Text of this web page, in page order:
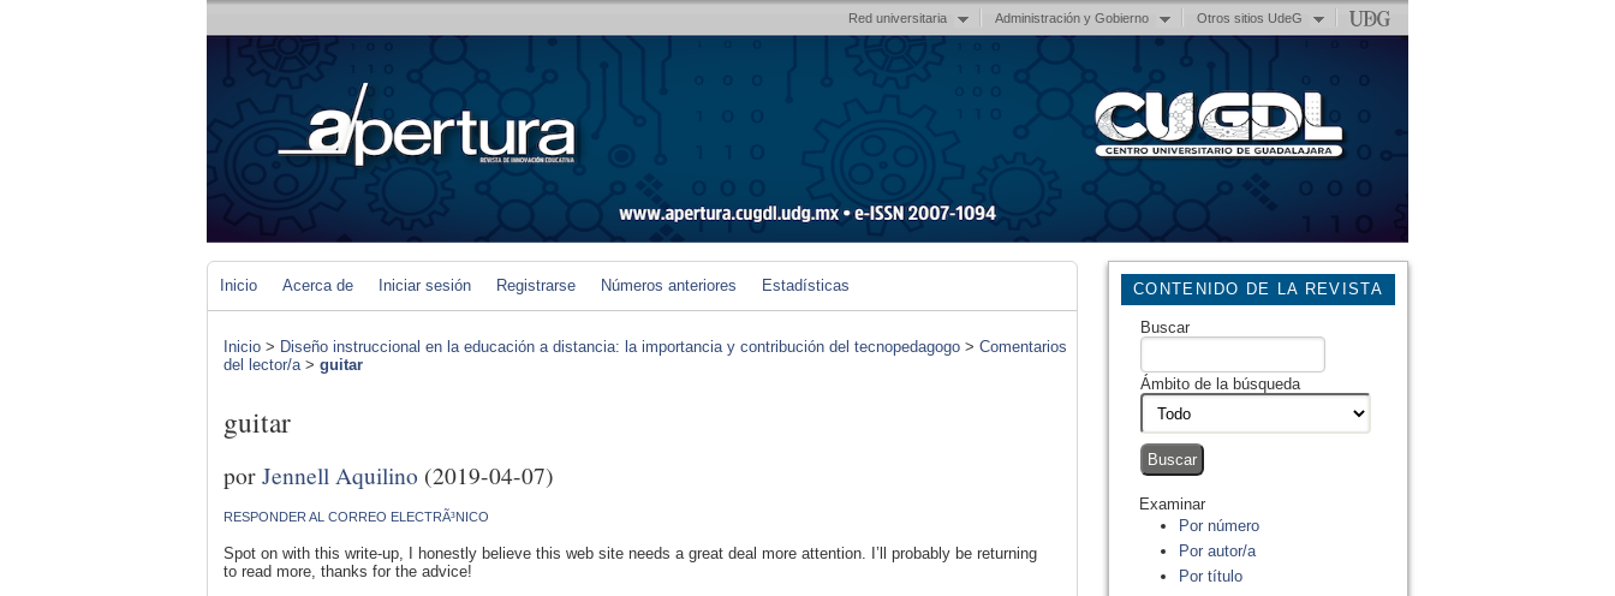
Red universitaria Administración y Gobierno Otros sitios UdeG
CONTENIDO DE LA REVISTA
Buscar
Ámbito de la búsqueda
Examinar
Por número
Por autor/a
Por título
Inicio Acerca de Iniciar sesión Registrarse Números anteriores Estadísticas
Inicio > Diseño instruccional en la educación a distancia: la importancia y contribución del tecnopedagogo > Comentarios
del lector/a> guitar
guitar
porJennell Aquilino (2019-04-07)
RESPONDER AL CORREO ELECTRÃ³NICO
Spot on with this write-up, I honestly believe this web site needs a great deal more attention. I’ll probably be returning
to read more, thanks for the advice!